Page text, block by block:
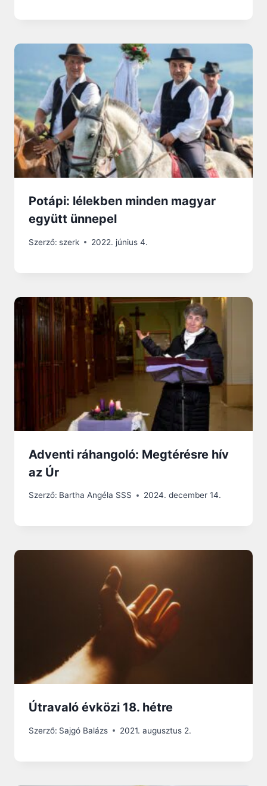
Potápi: lélekben minden magyar
együtt ünnepel
Szerző: szerk 2022. június 4.
Adventi ráhangoló: Megtérésre hív
az Úr
Szerző: Bartha Angéla SSS 2024. december 14.
Útravaló évközi 18. hétre
Szerző: Sajgó Balázs 2021. augusztus 2.